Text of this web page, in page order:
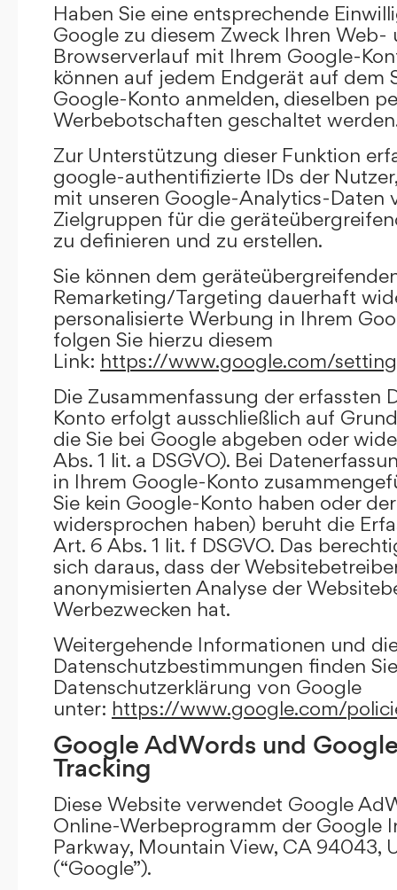
Haben Sie eine entsprechende
Google zu diesem Zweck Ihren
Browserverlauf mit Ihrem Google-
können auf jedem Endgerät auf dem
Google-Konto anmelden, dieselben
Werbebotschaften geschaltet
Zur Unterstützung dieser Funktion
google-authentifizierte IDs der
mit unseren Google-Analytics-Daten
Zielgruppen für die
zu definieren und zu erstellen.
Sie können dem
Remarketing/Targeting dauerhaft
personalisierte Werbung in Ihrem
folgen Sie hierzu diesem
Link: https://www.google.com/
Die Zusammenfassung der erfassten
Konto erfolgt ausschließlich auf
die Sie bei Google abgeben oder
Abs. 1 lit. a DSGVO). Bei
in Ihrem Google-Konto
Sie kein Google-Konto haben oder
widersprochen haben) beruht die
Art. 6 Abs. 1 lit. f DSGVO. Das
sich daraus, dass der
anonymisierten Analyse der
Werbezwecken hat.
Weitergehende Informationen und
Datenschutzbestimmungen finden
Datenschutzerklärung von Google
unter: https://www.google.com/
Google AdWords und
Tracking
Diese Website verwendet Google
Online-Werbeprogramm der Google
Parkway, Mountain View, CA 94043,
(“Google”).